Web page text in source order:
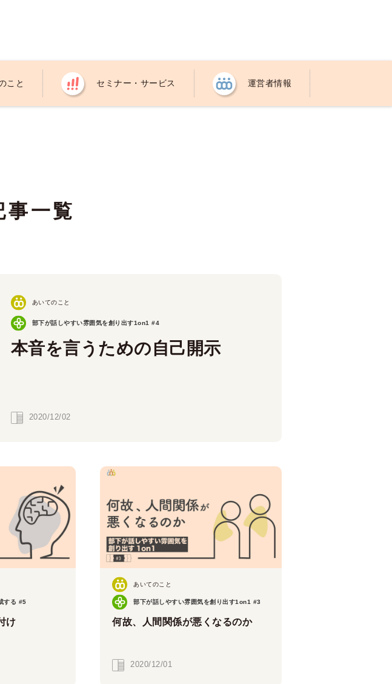
こと セミナー・サービス 運営者情報
事一覧
あいてのこと
部下が話しやすい雰囲気を創り出す1on1 #4
本音を言うための自己開示
2020/12/02
する #5
け
あいてのこと
部下が話しやすい雰囲気を創り出す1on1 #3
何故、人間関係が悪くなるのか
2020/12/01